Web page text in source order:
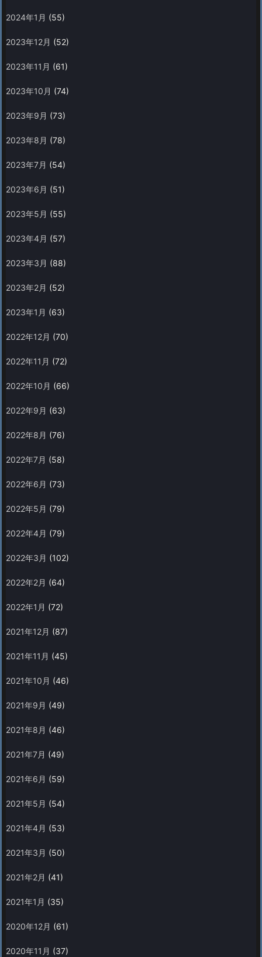
2024年1月 (55)
2023年12月 (52)
2023年11月 (61)
2023年10月 (74)
2023年9月 (73)
2023年8月 (78)
2023年7月 (54)
2023年6月 (51)
2023年5月 (55)
2023年4月 (57)
2023年3月 (88)
2023年2月 (52)
2023年1月 (63)
2022年12月 (70)
2022年11月 (72)
2022年10月 (66)
2022年9月 (63)
2022年8月 (76)
2022年7月 (58)
2022年6月 (73)
2022年5月 (79)
2022年4月 (79)
2022年3月 (102)
2022年2月 (64)
2022年1月 (72)
2021年12月 (87)
2021年11月 (45)
2021年10月 (46)
2021年9月 (49)
2021年8月 (46)
2021年7月 (49)
2021年6月 (59)
2021年5月 (54)
2021年4月 (53)
2021年3月 (50)
2021年2月 (41)
2021年1月 (35)
2020年12月 (61)
2020年11月 (37)